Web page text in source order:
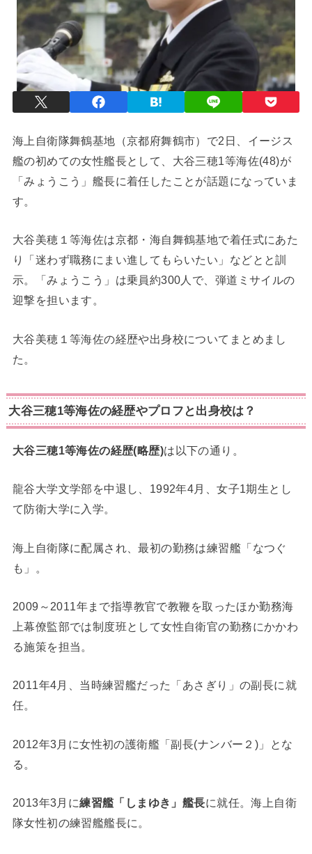
海上自衛隊舞鶴基地（京都府舞鶴市）で2日、イージス
艦の初めての女性艦長として、大谷三穂1等海佐(48)が
「みょうこう」艦長に着任したことが話題になっていま
す。
大谷美穂１等海佐は京都・海自舞鶴基地で着任式にあた
り「迷わず職務にまい進してもらいたい」などとと訓
示。「みょうこう」は乗員約300人で、弾道ミサイルの
迎撃を担います。
大谷美穂１等海佐の経歴や出身校についてまとめまし
た。
大谷三穂1等海佐の経歴やプロフと出身校は？
大谷三穂1等海佐の経歴(略歴)は以下の通り。
龍谷大学文学部を中退し、1992年4月、女子1期生とし
て防衛大学に入学。
海上自衛隊に配属され、最初の勤務は練習艦「なつぐ
も」。
2009～2011年まで指導教官で教鞭を取ったほか勤務海
上幕僚監部では制度班として女性自衛官の勤務にかかわ
る施策を担当。
2011年4月、当時練習艦だった「あさぎり」の副長に就
任。
2012年3月に女性初の護衛艦「副長(ナンバー２)」とな
る。
2013年3月に練習艦「しまゆき」艦長に就任。海上自衛
隊女性初の練習艦艦長に。